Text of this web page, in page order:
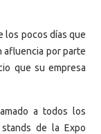
los pocos días que
afluencia por parte
que su empresa
a todos los
de la Expo